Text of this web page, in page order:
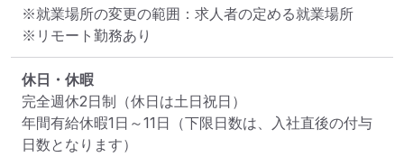
※就業場所の変更の範囲：求人者の定める就業場所
※リモート勤務あり
休日・休暇
完全週休2日制（休日は土日祝日）
年間有給休暇1日～11日（下限日数は、入社直後の付与
日数となります）